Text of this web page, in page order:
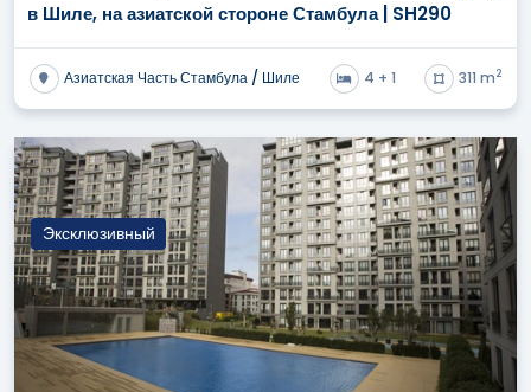
в Шиле, на азиатской стороне Стамбула | SH290
Азиатская Часть Стамбула / Шиле 4 + 1 311 m2
Эксклюзивный